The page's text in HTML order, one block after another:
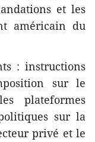
et les
américain du
: instructions
sur le
plateformes
sur la
privé et le